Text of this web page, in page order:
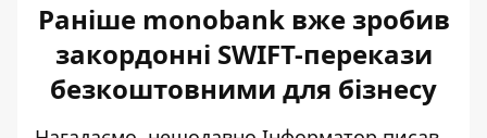
Раніше monobank вже зробив
закордонні SWIFT-перекази
безкоштовними для бізнесу